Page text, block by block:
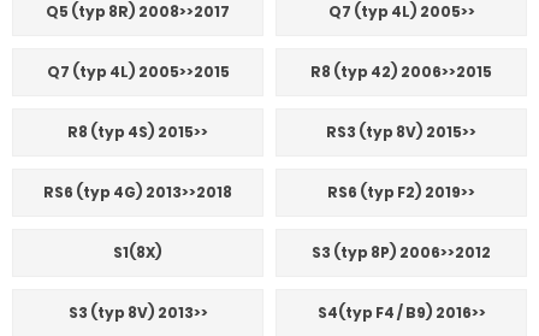
Q5 (typ 8R) 2008>>2017 Q7 (typ 4L) 2005>>
Q7 (typ 4L) 2005>>2015 R8 (typ 42) 2006>>2015
R8 (typ 4S) 2015>> RS3 (typ 8V) 2015>>
RS6 (typ 4G) 2013>>2018 RS6 (typ F2) 2019>>
S1(8X) S3 (typ 8P) 2006>>2012
S3 (typ 8V) 2013>> S4(typ F4 / B9) 2016>>